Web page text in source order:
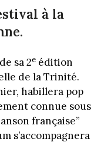
à la
sa 2e édition
de la Trinité.
habillera pop
connue sous
française”
s’accompagnera